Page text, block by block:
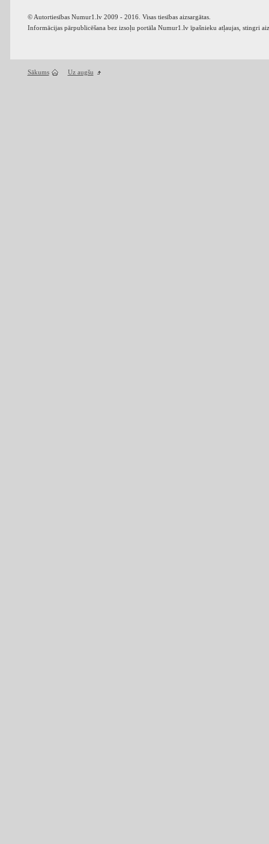
© Autortiesības Numur1.lv 2009 - 2016. Visas tiesības aizsargātas.
Informācijas pārpublicēšana bez izsoļu portāla Numur1.lv īpašnieku atļaujas, stingri
Sākums Uz augšu